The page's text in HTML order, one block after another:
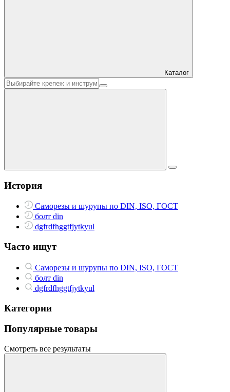
Каталог
История
Саморезы и шурупы по DIN, ISO, ГОСТ
болт din
dgfrdfhggtfjytkyul
Часто ищут
Саморезы и шурупы по DIN, ISO, ГОСТ
болт din
dgfrdfhggtfjytkyul
Категории
Популярные товары
Смотреть все результаты